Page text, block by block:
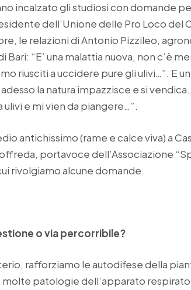
incalzato gli studiosi con domande
dell’Unione delle Pro Loco del
le relazioni di Antonio Pizzileo,
“E’ una malattia nuova, non c’è
riusciti a uccidere pure gli ulivi…”. E
la natura impazzisce e si
e mi vien da piangere…”.
antichissimo (rame e calce viva) a
portavoce dell’Associazione
rivolgiamo alcune domande.
o via percorribile?
rafforziamo le autodifese della
patologie dell’apparato